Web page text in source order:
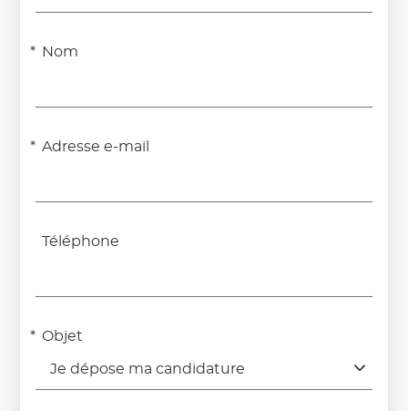
Nom
Adresse e-mail
Téléphone
Objet
Je dépose ma candidature